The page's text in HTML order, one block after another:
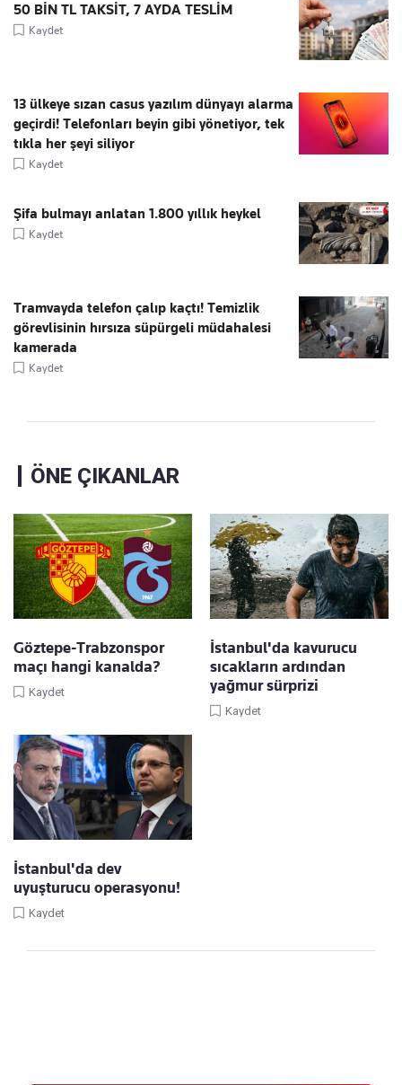
50 BİN TL TAKSİT, 7 AYDA TESLİM
Kaydet
13 ülkeye sızan casus yazılım dünyayı alarma
geçirdi! Telefonları beyin gibi yönetiyor, tek
tıkla her şeyi siliyor
Kaydet
Şifa bulmayı anlatan 1.800 yıllık heykel
Kaydet
Tramvayda telefon çalıp kaçtı! Temizlik
görevlisinin hırsıza süpürgeli müdahalesi
kamerada
Kaydet
ÖNE ÇIKANLAR
Göztepe-Trabzonspor
maçı hangi kanalda?
Kaydet
İstanbul'da kavurucu
sıcakların ardından
yağmur sürprizi
Kaydet
İstanbul'da dev
uyuşturucu operasyonu!
Kaydet